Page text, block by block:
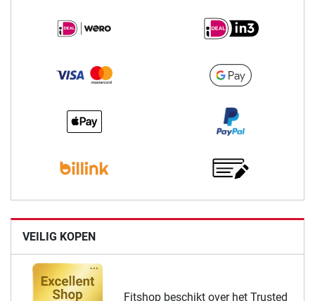
VEILIG KOPEN
Fitshop beschikt over het Trusted